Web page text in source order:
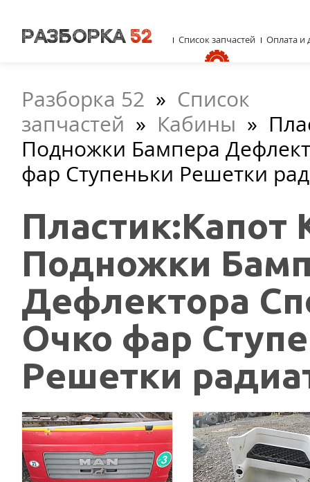
Разборка 52 » Список
запчастей » Кабины »
Подножки Бампера
фар Ступеньки Решетки
Пластик:Капот
Подножки
Дефлектора
Очко фар
Решетки
Список запчастей Оплата и